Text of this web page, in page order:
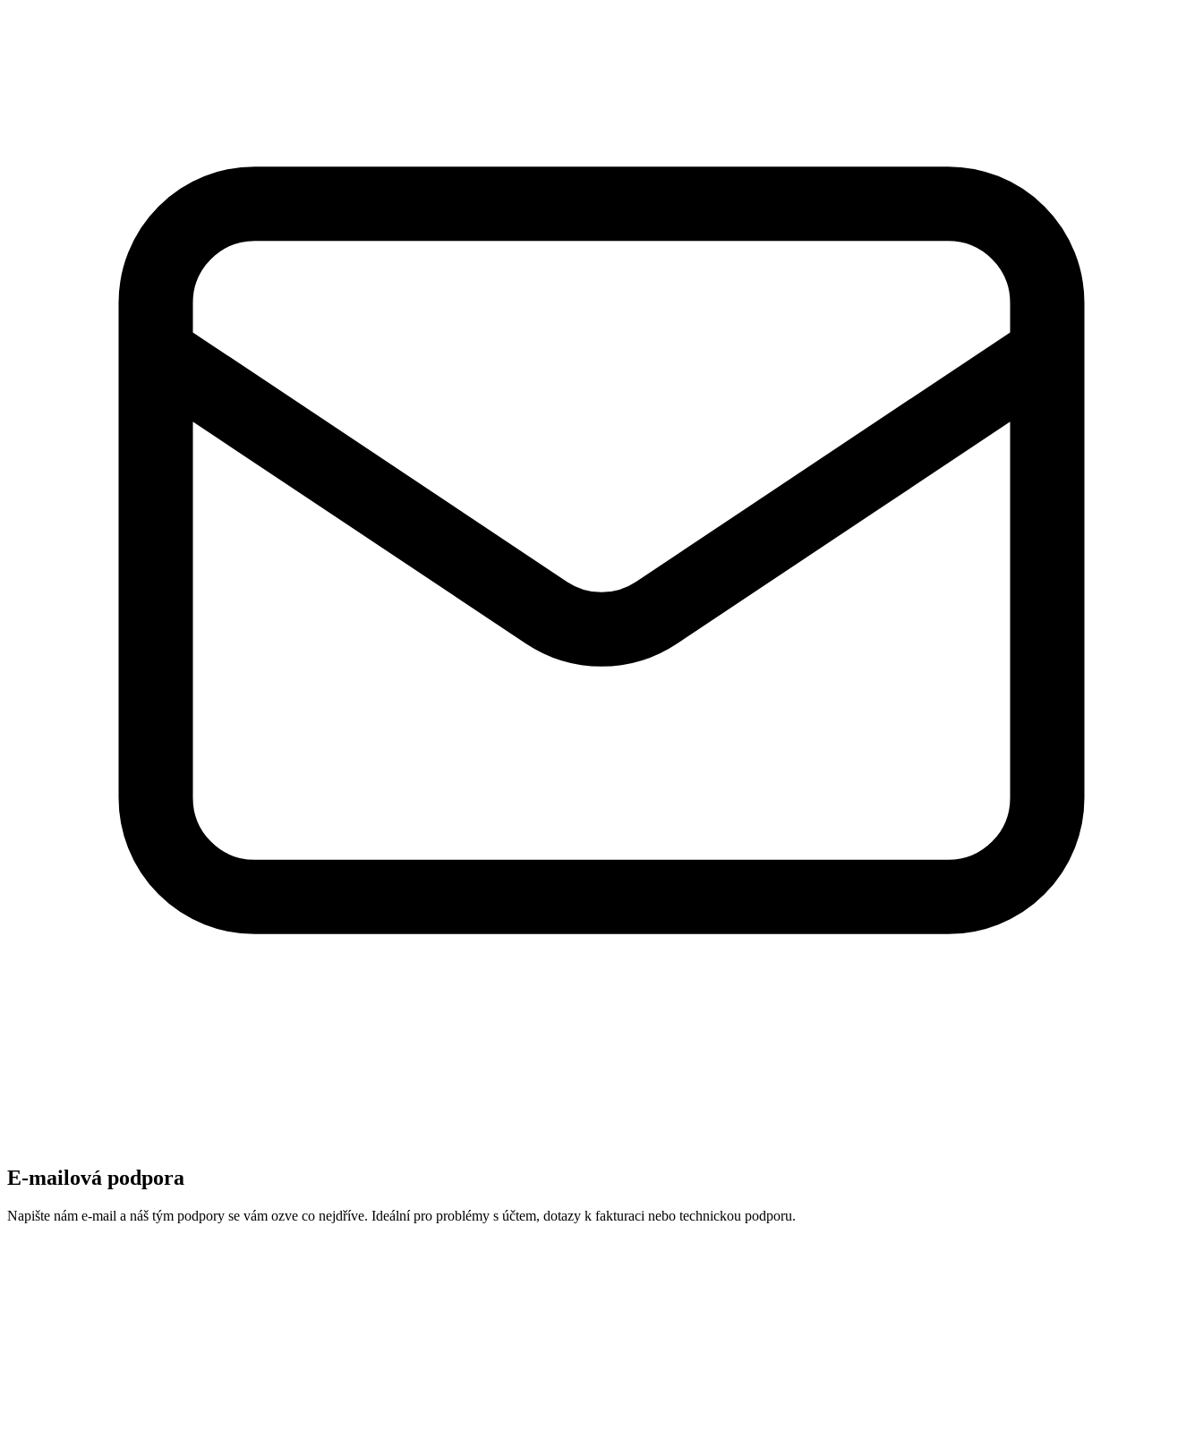
E-mailová podpora
Napište nám e-mail a náš tým podpory se vám ozve co nejdříve. Ideální pro problémy s účtem, dotazy k fakturaci nebo technickou podporu.